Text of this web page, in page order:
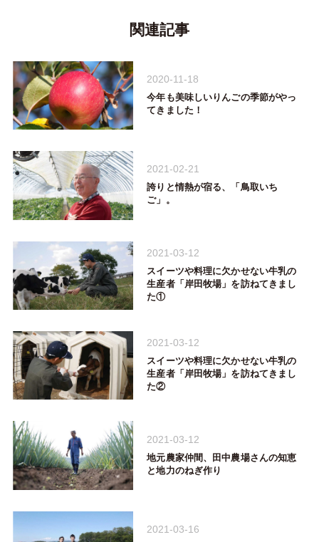
関連記事
2020-11-18
今年も美味しいりんごの季節がやっ
てきました！
2021-02-21
誇りと情熱が宿る、「鳥取いち
ご」。
2021-03-12
スイーツや料理に欠かせない牛乳の
生産者「岸田牧場」を訪ねてきまし
た①
2021-03-12
スイーツや料理に欠かせない牛乳の
生産者「岸田牧場」を訪ねてきまし
た②
2021-03-12
地元農家仲間、田中農場さんの知恵
と地力のねぎ作り
2021-03-16